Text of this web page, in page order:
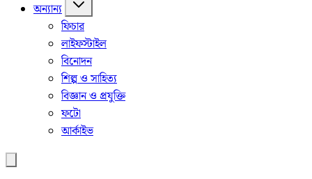
অন্যান্য
ফিচার
লাইফস্টাইল
বিনোদন
শিল্প ও সাহিত্য
বিজ্ঞান ও প্রযুক্তি
ফটো
আর্কাইভ